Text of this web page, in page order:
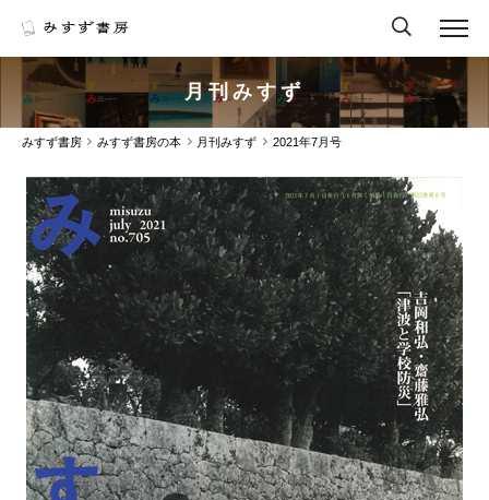
月刊みすず
みすず書房 みすず書房の本 月刊みすず 2021年7月号